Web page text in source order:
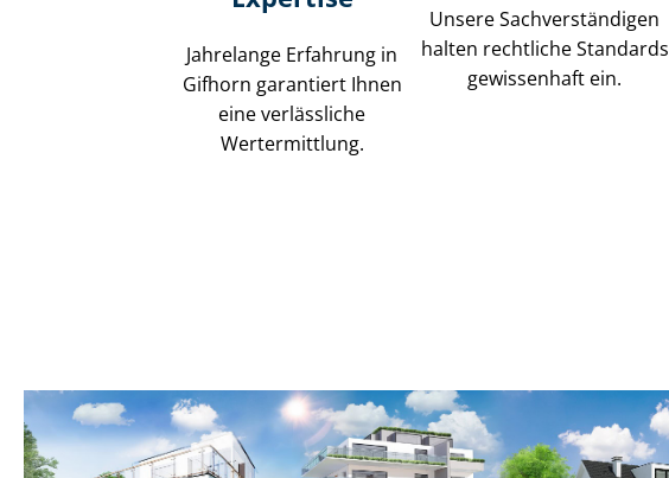
Jahrelange Erfahrung in
Gifhorn garantiert Ihnen
eine verlässliche
Wertermittlung.
Unsere Sach­ver­stän­di­gen
halten rechtliche Standards
gewissenhaft ein.